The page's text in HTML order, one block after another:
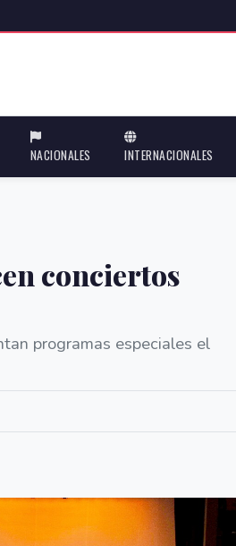
NACIONALES INTERNACIONALES
conciertos
programas especiales el